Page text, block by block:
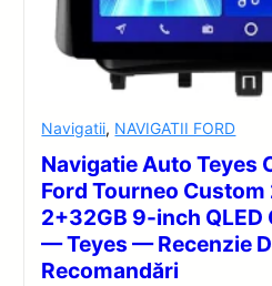
Navigatii, NAVIGATII FORD
Navigatie Auto Teyes
Ford Tourneo
2+32GB 9-inch QLED
— Teyes — Recenzie
Recomandări